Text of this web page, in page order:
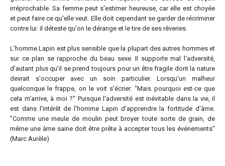
irréprochable. Sa femme peut s'estimer heureuse, car elle est choyée
et peut faire ce qu'elle veut. Elle doit cependant se garder de récriminer
contre lui: il déteste qu'on le dérange et le tire de ses rêveries.
L'homme Lapin est plus sensible que la plupart des autres hommes et
sur ce plan se rapproche du beau sexe. Il supporte mal l'adversité,
d'autant plus qu'il se prend toujours pour un être fragile dont la nature
devrait s'occuper avec un soin particulier. Lorsqu'un malheur
quelconque le frappe, on le voit s'écrier: "Mais pourquoi est-ce que
cela m'arrive, à moi ?" Puisque l'adversité est inévitable dans la vie, il
est dans l'intérêt de l'homme Lapin d'apprendre la fortitude d'âme.
"Comme une meule de moulin peut broyer toute sorte de grain, de
même une âme saine doit être prête à accepter tous les événements"
(Marc Aurèle).